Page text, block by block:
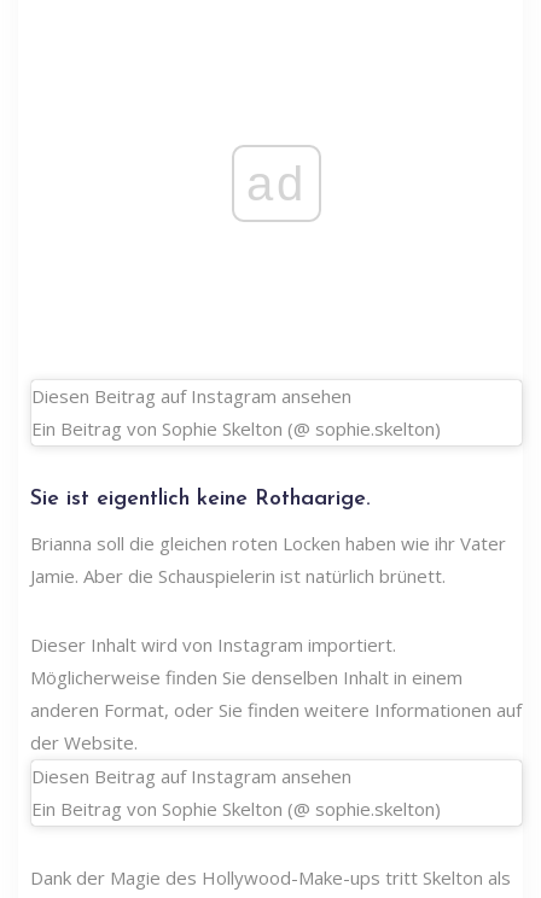
ad
Diesen Beitrag auf Instagram ansehen
Ein Beitrag von Sophie Skelton (@ sophie.skelton)
Sie ist eigentlich keine Rothaarige.
Brianna soll die gleichen roten Locken haben wie ihr Vater
Jamie. Aber die Schauspielerin ist natürlich brünett.
Dieser Inhalt wird von Instagram importiert.
Möglicherweise finden Sie denselben Inhalt in einem
anderen Format, oder Sie finden weitere Informationen auf
der Website.
Diesen Beitrag auf Instagram ansehen
Ein Beitrag von Sophie Skelton (@ sophie.skelton)
Dank der Magie des Hollywood-Make-ups tritt Skelton als